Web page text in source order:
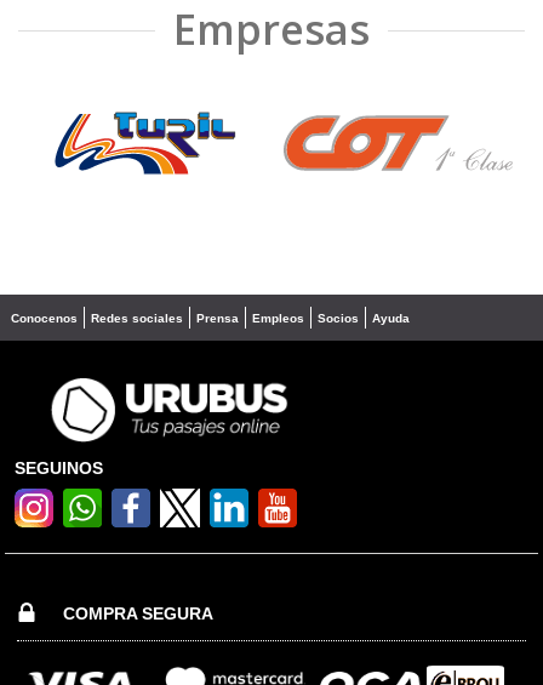
Empresas
❮ ❯
Conocenos Redes sociales Prensa Empleos Socios Ayuda
SEGUINOS
COMPRA SEGURA